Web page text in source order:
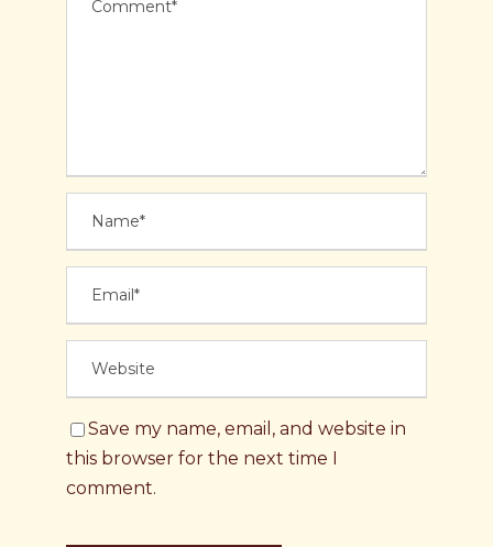
Save my name, email, and website in
this browser for the next time I
comment.